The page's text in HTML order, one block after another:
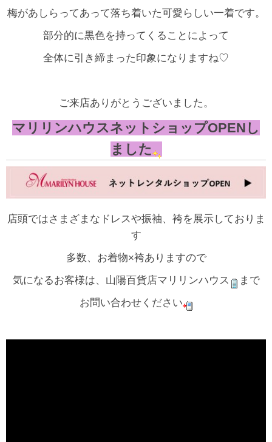
梅があしらってあって落ち着いた可愛らしい一着です。
部分的に黒色を持ってくることによって
全体に引き締まった印象になりますね♡
ご来店ありがとうございました。
マリリンハウスネットショップOPENし
ました
店頭ではさまざまなドレスや振袖、袴を展示しておりま
す
多数、お着物×袴ありますので
気になるお客様は、山陽百貨店マリリンハウス
まで
お問い合わせください